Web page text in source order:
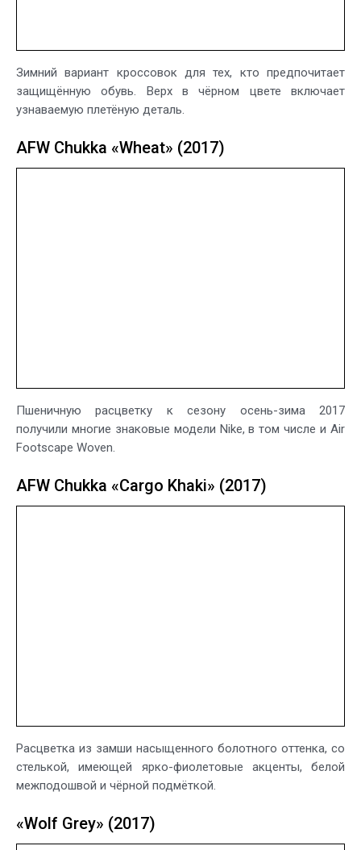
Зимний вариант кроссовок для тех, кто предпочитает
защищённую обувь. Верх в чёрном цвете включает
узнаваемую плетёную деталь.
AFW Chukka «Wheat» (2017)
Пшеничную расцветку к сезону осень-зима 2017
получили многие знаковые модели Nike, в том числе и Air
Footscape Woven.
AFW Chukka «Cargo Khaki» (2017)
Расцветка из замши насыщенного болотного оттенка, со
стелькой, имеющей ярко-фиолетовые акценты, белой
межподошвой и чёрной подмёткой.
«Wolf Grey» (2017)